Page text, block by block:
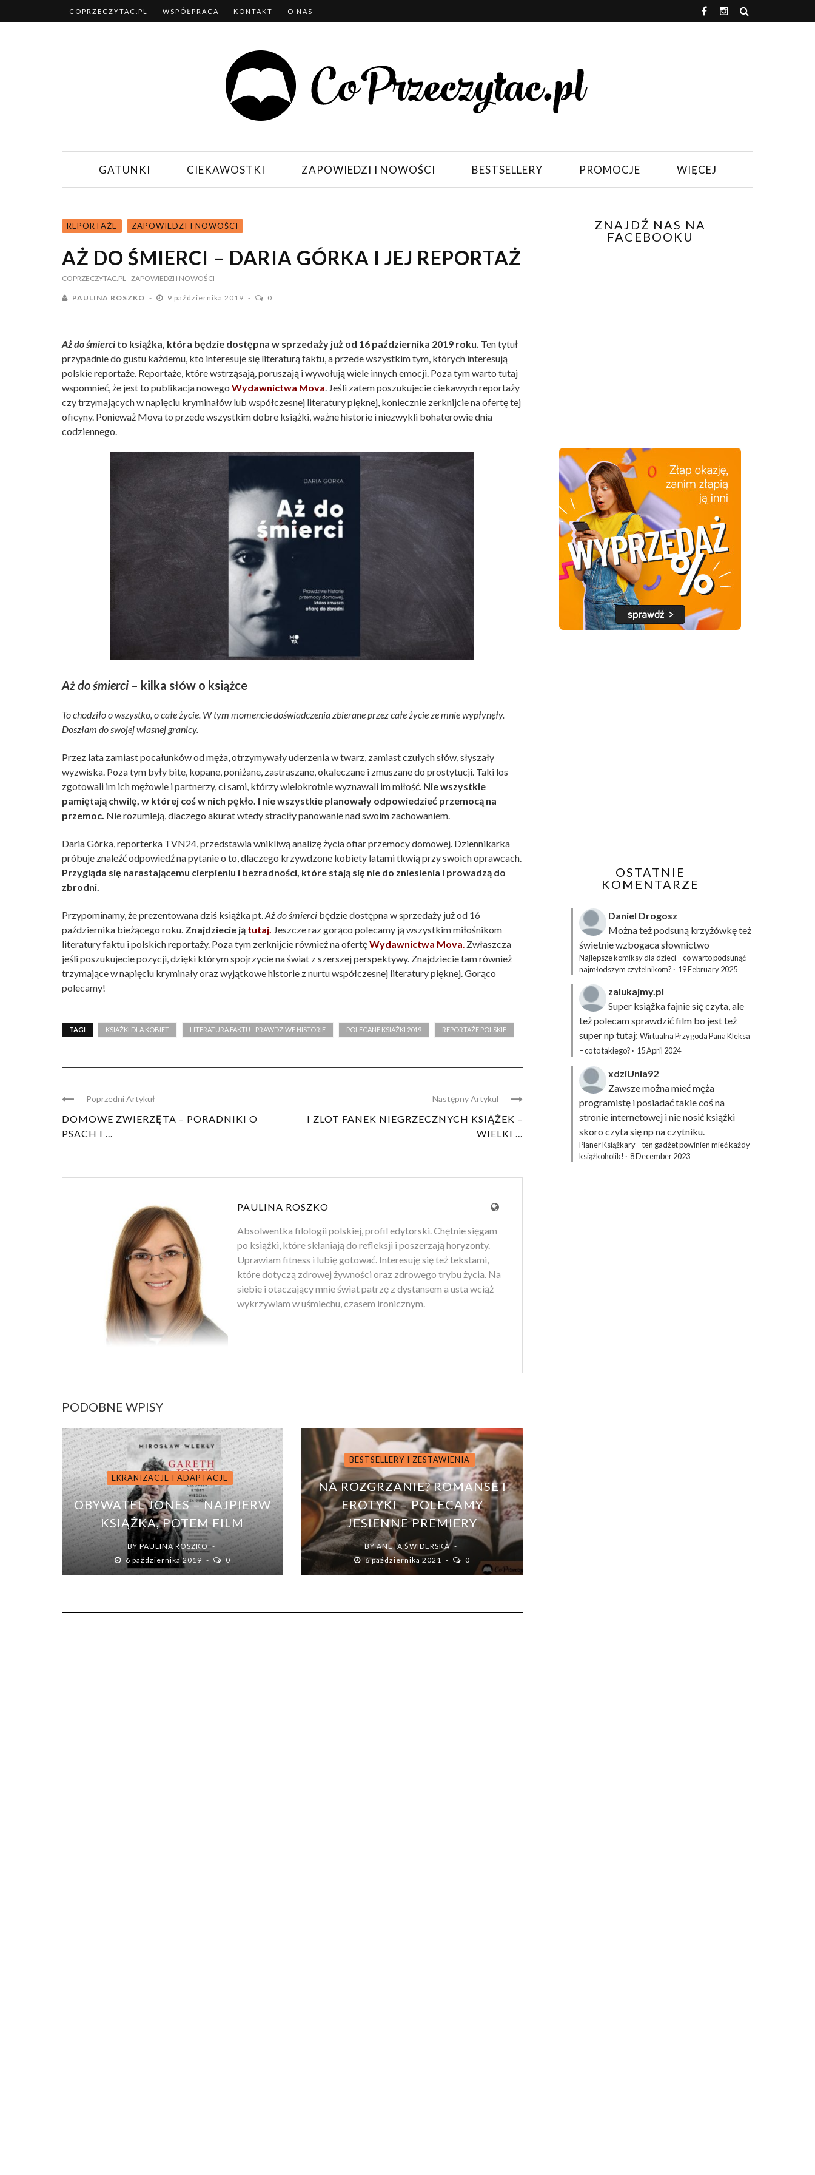
COPRZECZYTAC.PL WSPÓŁPRACA KONTAKT O NAS
GATUNKI CIEKAWOSTKI ZAPOWIEDZI I NOWOŚCI BESTSELLERY PROMOCJE WIĘCEJ
REPORTAŻE ZAPOWIEDZI I NOWOŚCI
AŻ DO ŚMIERCI – DARIA GÓRKA I JEJ REPORTAŻ
COPRZECZYTAC.PL- ZAPOWIEDZI I NOWOŚCI
PAULINA ROSZKO 9 października 2019 0
Aż do śmierci to książka, która będzie dostępna w sprzedaży już od 16 października 2019 roku. Ten tytuł
przypadnie do gustu każdemu, kto interesuje się literaturą faktu, a przede wszystkim tym, których interesują
polskie reportaże. Reportaże, które wstrząsają, poruszają i wywołują wiele innych emocji. Poza tym warto tutaj
wspomnieć, że jest to publikacja nowego Wydawnictwa Mova. Jeśli zatem poszukujecie ciekawych reportaży
czy trzymających w napięciu kryminałów lub współczesnej literatury pięknej, koniecznie zerknijcie na ofertę tej
oficyny. Ponieważ Mova to przede wszystkim dobre książki, ważne historie i niezwykli bohaterowie dnia
codziennego.
Aż do śmierci – kilka słów o książce
To chodziło o wszystko, o całe życie. W tym momencie doświadczenia zbierane przez całe życie ze mnie wypłynęły.
Doszłam do swojej własnej granicy.
Przez lata zamiast pocałunków od męża, otrzymywały uderzenia w twarz, zamiast czułych słów, słyszały
wyzwiska. Poza tym były bite, kopane, poniżane, zastraszane, okaleczane i zmuszane do prostytucji. Taki los
zgotowali im ich mężowie i partnerzy, ci sami, którzy wielokrotnie wyznawali im miłość. Nie wszystkie
pamiętają chwilę, w której coś w nich pękło. I nie wszystkie planowały odpowiedzieć przemocą na
przemoc. Nie rozumieją, dlaczego akurat wtedy straciły panowanie nad swoim zachowaniem.
Daria Górka, reporterka TVN24, przedstawia wnikliwą analizę życia ofiar przemocy domowej. Dziennikarka
próbuje znaleźć odpowiedź na pytanie o to, dlaczego krzywdzone kobiety latami tkwią przy swoich oprawcach.
Przygląda się narastającemu cierpieniu i bezradności, które stają się nie do zniesienia i prowadzą do
zbrodni.
Przypominamy, że prezentowana dziś książka pt.Aż do śmierci będzie dostępna w sprzedaży już od 16
października bieżącego roku. Znajdziecie ją tutaj. Jeszcze raz gorąco polecamy ją wszystkim miłośnikom
literatury faktu i polskich reportaży. Poza tym zerknijcie również na ofertęWydawnictwa Mova. Zwłaszcza
jeśli poszukujecie pozycji, dzięki którym spojrzycie na świat z szerszej perspektywy. Znajdziecie tam również
trzymające w napięciu kryminały oraz wyjątkowe historie z nurtu współczesnej literatury pięknej. Gorąco
polecamy!
TAGI KSIĄŻKI DLA KOBIET LITERATURA FAKTU - PRAWDZIWE HISTORIE POLECANE KSIĄŻKI 2019 REPORTAŻE POLSKIE
Poprzedni Artykuł
DOMOWE ZWIERZĘTA – PORADNIKI O
PSACH I ...
Następny Artykul
I ZLOT FANEK NIEGRZECZNYCH KSIĄŻEK –
WIELKI ...
PAULINA ROSZKO
Absolwentka filologii polskiej, profil edytorski. Chętnie sięgam
po książki, które skłaniają do refleksji i poszerzają horyzonty.
Uprawiam fitness i lubię gotować. Interesuję się też tekstami,
które dotyczą zdrowej żywności oraz zdrowego trybu życia. Na
siebie i otaczający mnie świat patrzę z dystansem a usta wciąż
wykrzywiam w uśmiechu, czasem ironicznym.
PODOBNE WPISY
EKRANIZACJE I ADAPTACJE
OBYWATEL JONES – NAJPIERW
KSIĄŻKA, POTEM FILM
BY PAULINA ROSZKO
6 października 2019
0
BESTSELLERY I ZESTAWIENIA
NA ROZGRZANIE? ROMANSE I
EROTYKI – POLECAMY
JESIENNE PREMIERY
BYANETA ŚWIDERSKA
6 października 2021
0
ZNAJDŹ NAS NA
FACEBOOKU
OSTATNIE
KOMENTARZE
Daniel Drogosz
Można też podsuną krzyżówkęteż
świetnie wzbogaca słownictwo
Najlepsze komiksy dla dzieci – co warto podsunąć
najmłodszym czytelnikom? · 19 February 2025
zalukajmy.pl
Super książka fajnie się czyta, ale
też polecam sprawdzić film bo jest też
super np tutaj: Wirtualna Przygoda Pana Kleksa
– co to takiego? · 15 April 2024
xdziUnia92
Zawsze można mieć męża
programistę i posiadać takie coś na
stronie internetowej i nie nosić książki
skoro czyta się np na czytniku.
Planer Książkary – ten gadżet powinien mieć każdy
książkoholik! · 8 December 2023